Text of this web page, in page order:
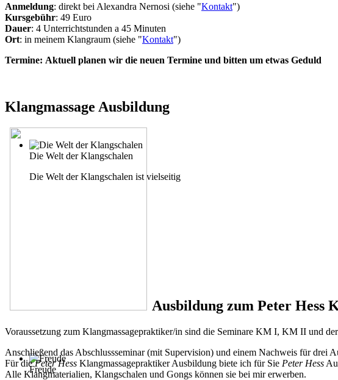
Die Welt der Klangschalen
Die Welt der Klangschalen ist vielseitig
Freude
Anmeldung: direkt bei Alexandra Nernosi (siehe "Kontakt")
Kursgebühr: 49 Euro
Dauer: 4 Unterrichtstunden a 45 Minuten
Ort: in meinem Klangraum (siehe "Kontakt")
Termine: Aktuell planen wir die neuen Termine und bitten um etwas Geduld
Klangmassage Ausbildung
Ausbildung zum Peter Hess
Voraussetzung zum Klangmassagepraktiker/in sind die Seminare KM I, KM II und
Anschließend das Abschlussseminar (mit Supervision) und einem Nachweis für drei
Für diePeter Hess Klangmassagepraktiker Ausbildung biete ich für Sie Peter Hess
Alle Klangmaterialien, Klangschalen und Gongs können sie bei mir erwerben.